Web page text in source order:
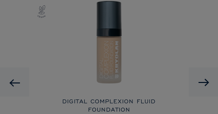
Previous
DIGITAL COMPLEXION FLUID
FOUNDATION